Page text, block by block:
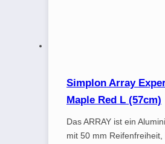
Simplon Array
Maple Red L (57cm)
Das ARRAY ist ein
mit 50 mm